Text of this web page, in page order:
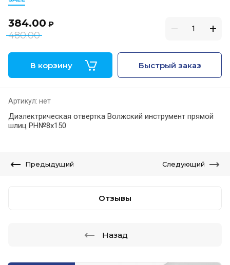
384.00 ₽
480.00
В корзину Быстрый заказ
Артикул: нет
Диэлектрическая отвертка Волжский инструмент прямой
шлиц PH№8х150
Предыдущий Следующий
Отзывы
Назад